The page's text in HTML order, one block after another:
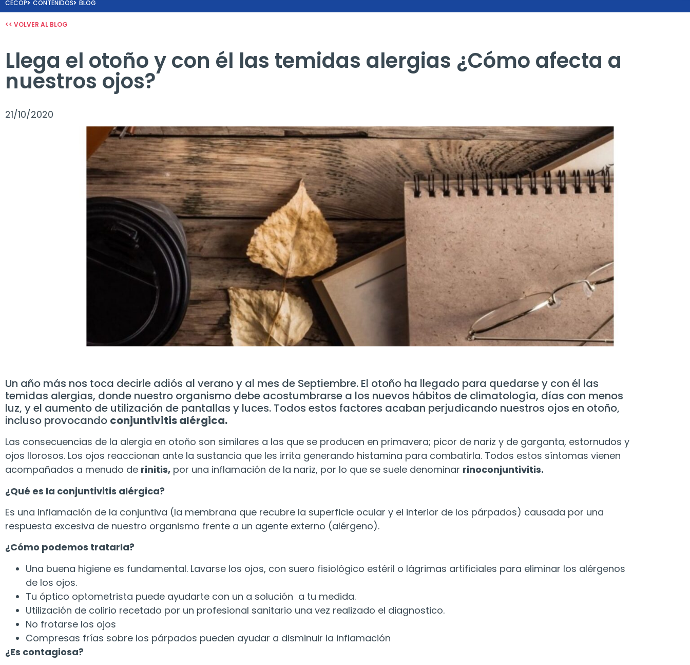
CECOP CONTENIDOS BLOG
<< VOLVER AL BLOG
Llega el otoño y con él las temidas alergias ¿Cómo afecta a
nuestros ojos?
21/10/2020
Un año más nos toca decirle adiós al verano y al mes de Septiembre. El otoño ha llegado para quedarse y con él las
temidas alergias, donde nuestro organismo debe acostumbrarse a los nuevos hábitos de climatología, días con menos
luz, y el aumento de utilización de pantallas y luces. Todos estos factores acaban perjudicando nuestros ojos en otoño,
incluso provocando conjuntivitis alérgica.
Las consecuencias de la alergia en otoño son similares a las que se producen en primavera; picor de nariz y de garganta, estornudos y
ojos llorosos. Los ojos reaccionan ante la sustancia que les irrita generando histamina para combatirla. Todos estos síntomas vienen
acompañados a menudo de rinitis, por una inflamación de la nariz, por lo que se suele denominar rinoconjuntivitis.
¿Qué es la conjuntivitis alérgica?
Es una inflamación de la conjuntiva (la membrana que recubre la superficie ocular y el interior de los párpados) causada por una
respuesta excesiva de nuestro organismo frente a un agente externo (alérgeno).
¿Cómo podemos tratarla?
Una buena higiene es fundamental. Lavarse los ojos, con suero fisiológico estéril o lágrimas artificiales para eliminar los alérgenos
de los ojos.
Tu óptico optometrista puede ayudarte con un a solución a tu medida.
Utilización de colirio recetado por un profesional sanitario una vez realizado el diagnostico.
No frotarse los ojos
Compresas frías sobre los párpados pueden ayudar a disminuir la inflamación
¿Es contagiosa?